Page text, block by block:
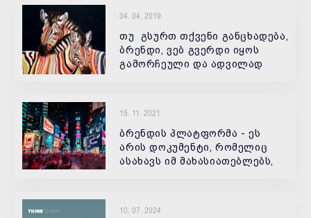
წარსულში და აბრუნებენ
გასული საუკუნეების გრაფი
04. 04. 2019
თუ გსურთ თქვენი განცხადება,
ბრენდი, ვებ გვერდი იყოს
გამორჩეული და ადვილად
ღია და ყველასგან
გამორჩეული ფონტი...
15. 11. 2021
ბრენდის პლატფორმა - ეს
არის დოკუმენტი, რომელიც
ასახავს იმ მახასიათებლებს,
10. 07. 2024